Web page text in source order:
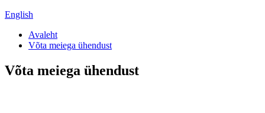
English
Avaleht
Võta meiega ühendust
Võta meiega ühendust